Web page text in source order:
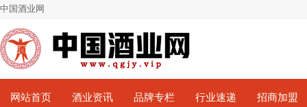
中国酒业网
网站首页 酒业资讯 品牌专栏 行业速递 招商加盟